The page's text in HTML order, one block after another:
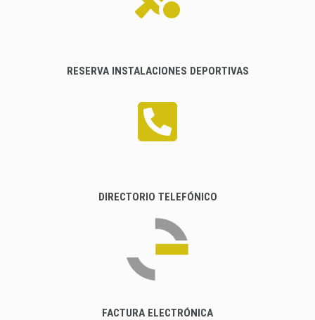
RESERVA INSTALACIONES DEPORTIVAS
DIRECTORIO TELEFÓNICO
FACTURA ELECTRÓNICA